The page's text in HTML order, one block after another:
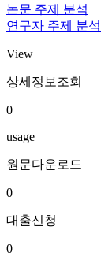
논문 주제 분석
연구자 주제 분석
View
상세정보조회
0
usage
원문다운로드
0
대출신청
0